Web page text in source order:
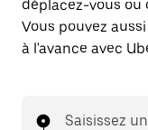
déplacez-vous ou
Vous pouvez
à l'avance avec
Saisissez